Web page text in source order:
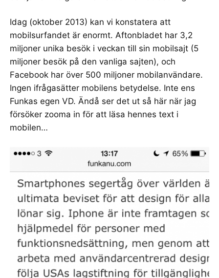
Idag (oktober 2013) kan vi konstatera att
mobilsurfandet är enormt. Aftonbladet har 3,2
miljoner unika besök i veckan till sin mobilsajt (5
miljoner besök på den vanliga sajten), och
Facebook har över 500 miljoner mobilanvändare.
Ingen ifrågasätter mobilens betydelse. Inte ens
Funkas egen VD. Ändå ser det ut så här när jag
försöker zooma in för att läsa hennes text i
mobilen…